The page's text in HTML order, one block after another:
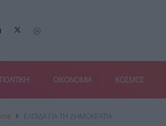
ΠΟΛΙΤΙΚΗ ΟΙΚΟΝΟΜΙΑ ΚΟΣΜΟΣ
ΕΛΠΙΔΑ ΓΙΑ ΤΗ ΔΗΜΟΚΡΑΤΙΑ